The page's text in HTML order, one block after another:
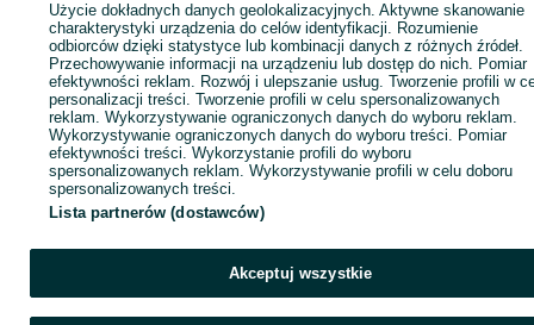
Użycie dokładnych danych geolokalizacyjnych. Aktywne skanowanie
charakterystyki urządzenia do celów identyfikacji. Rozumienie
odbiorców dzięki statystyce lub kombinacji danych z różnych źródeł.
Przechowywanie informacji na urządzeniu lub dostęp do nich. Pomiar
efektywności reklam. Rozwój i ulepszanie usług. Tworzenie profili w
personalizacji treści. Tworzenie profili w celu spersonalizowanych
reklam. Wykorzystywanie ograniczonych danych do wyboru reklam.
Wykorzystywanie ograniczonych danych do wyboru treści. Pomiar
efektywności treści. Wykorzystanie profili do wyboru
spersonalizowanych reklam. Wykorzystywanie profili w celu doboru
spersonalizowanych treści.
Lista partnerów (dostawców)
Akceptuj wszystkie